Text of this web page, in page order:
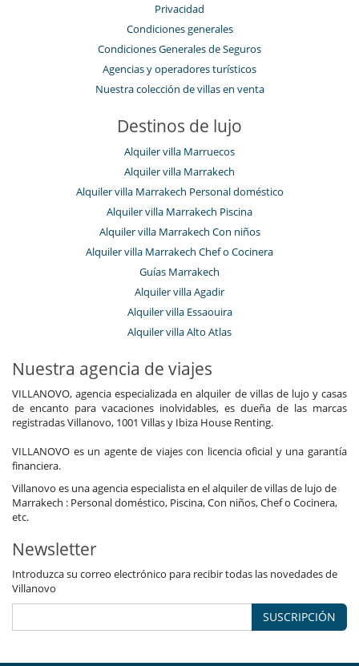
Privacidad
Condiciones generales
Condiciones Generales de Seguros
Agencias y operadores turísticos
Nuestra colección de villas en venta
Destinos de lujo
Alquiler villa Marruecos
Alquiler villa Marrakech
Alquiler villa Marrakech Personal doméstico
Alquiler villa Marrakech Piscina
Alquiler villa Marrakech Con niños
Alquiler villa Marrakech Chef o Cocinera
Guías Marrakech
Alquiler villa Agadir
Alquiler villa Essaouira
Alquiler villa Alto Atlas
Nuestra agencia de viajes
VILLANOVO, agencia especializada en alquiler de villas de lujo y casas
de encanto para vacaciones inolvidables, es dueña de las marcas
registradas Villanovo, 1001 Villas y Ibiza House Renting.
VILLANOVO es un agente de viajes con licencia oficial y una garantía
financiera.
Villanovo es una agencia especialista en el alquiler de villas de lujo de
Marrakech : Personal doméstico, Piscina, Con niños, Chef o Cocinera,
etc.
Newsletter
Introduzca su correo electrónico para recibir todas las novedades de
Villanovo
SUSCRIPCIÓN